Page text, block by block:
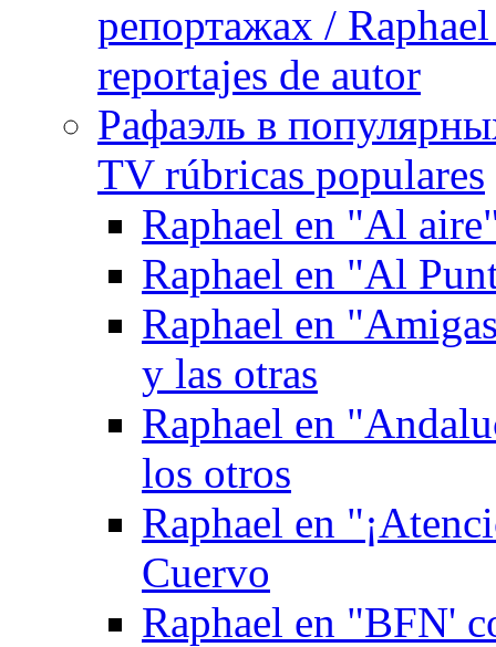
репортажах /
reportajes de autor
Рафаэль в
TV rúbricas populares
Raphael en "Al
Raphael en "Al
Raphael en
y las otras
Raphael en
los otros
Raphael en
Cuervo
Raphael en "BFN'